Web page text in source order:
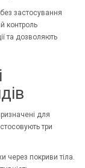
застосування
контроль
та дозволяють
для
три
через покриви тіла.